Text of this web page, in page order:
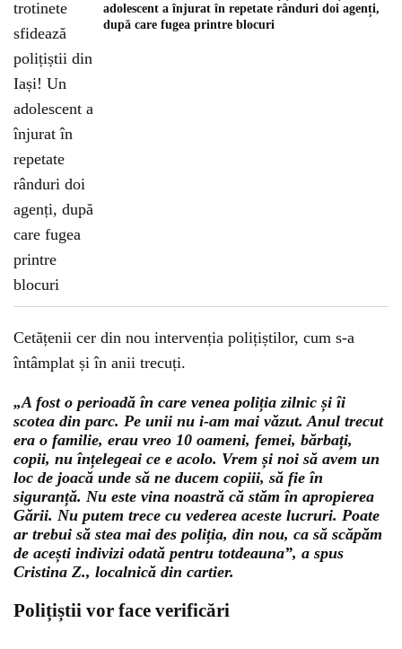
adolescent a înjurat în repetate rânduri doi agenți,
după care fugea printre blocuri
Cetățenii cer din nou intervenția polițiștilor, cum s-a
întâmplat și în anii trecuți.
„A fost o perioadă în care venea poliția zilnic și îi
scotea din parc. Pe unii nu i-am mai văzut. Anul trecut
era o familie, erau vreo 10 oameni, femei, bărbați,
copii, nu înțelegeai ce e acolo. Vrem și noi să avem un
loc de joacă unde să ne ducem copiii, să fie în
siguranță. Nu este vina noastră că stăm în apropierea
Gării. Nu putem trece cu vederea aceste lucruri. Poate
ar trebui să stea mai des poliția, din nou, ca să scăpăm
de acești indivizi odată pentru totdeauna”, a spus
Cristina Z., localnică din cartier.
Polițiștii vor face verificări